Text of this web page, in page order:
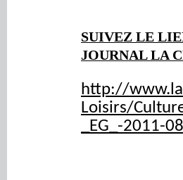
SUIVEZ LE
JOURNAL LA
http://
Loisirs/
_EG_-2011-